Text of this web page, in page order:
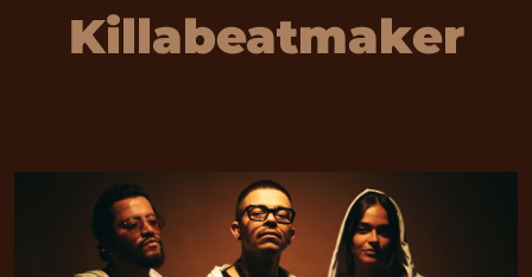
Killabeatmaker